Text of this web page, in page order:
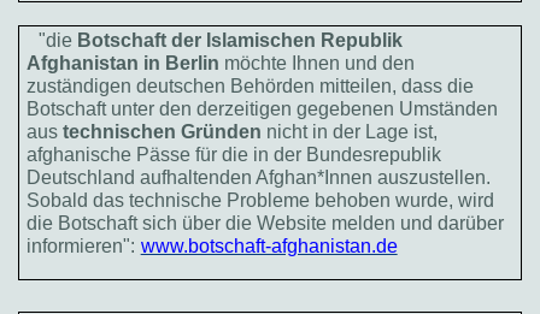
"die Botschaft der Islamischen Republik
Afghanistan in Berlin möchte Ihnen und den
zuständigen deutschen Behörden mitteilen, dass die
Botschaft unter den derzeitigen gegebenen Umständen
aus technischen Gründen nicht in der Lage ist,
afghanische Pässe für die in der Bundesrepublik
Deutschland aufhaltenden Afghan*Innen auszustellen.
Sobald das technische Probleme behoben wurde, wird
die Botschaft sich über die Website melden und darüber
informieren": www.botschaft-afghanistan.de